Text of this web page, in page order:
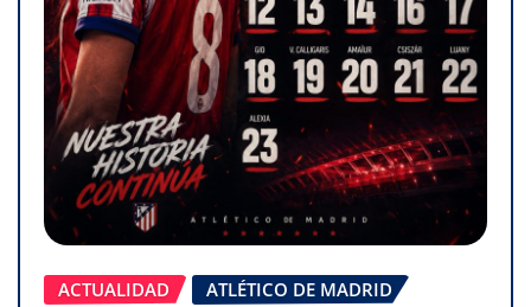
ACTUALIDAD
ATLÉTICO DE MADRID